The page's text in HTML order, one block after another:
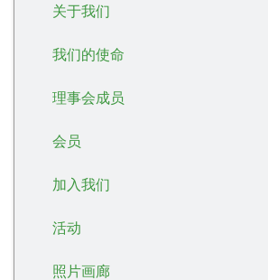
关于我们
我们的使命
理事会成员
会员
加入我们
活动
照片画廊